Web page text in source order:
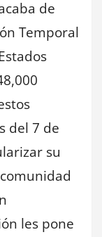
de
Temporal
del 7 de
su
les pone